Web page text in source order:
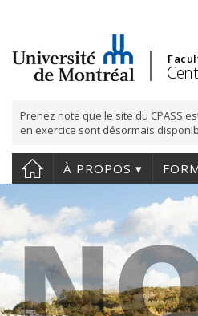
Prenez note que le site du CPASS
en exercice sont désormais
À PROPOS